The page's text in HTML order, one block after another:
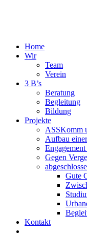
Home
Wir
Team
Verein
3 B’s
Beratung
Begleitung
Bildung
Projekte
ASSKomm
Aufbau
Gegen
Gute
Kontakt